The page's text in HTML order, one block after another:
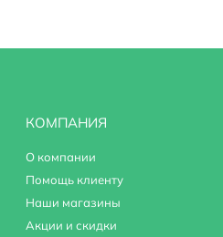
КОМПАНИЯ
О компании
Помощь клиенту
Наши магазины
Акции и скидки